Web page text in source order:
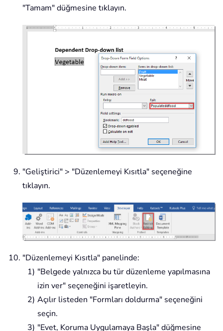
"Tamam" düğmesine tıklayın.
"Geliştirici" > "Düzenlemeyi Kısıtla" seçeneğine
tıklayın.
"Düzenlemeyi Kısıtla" panelinde:
"Belgede yalnızca bu tür düzenleme yapılmasına
izin ver" seçeneğini işaretleyin.
Açılır listeden "Formları doldurma" seçeneğini
seçin.
"Evet, Koruma Uygulamaya Başla" düğmesine